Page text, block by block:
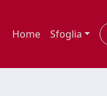
Home Sfoglia